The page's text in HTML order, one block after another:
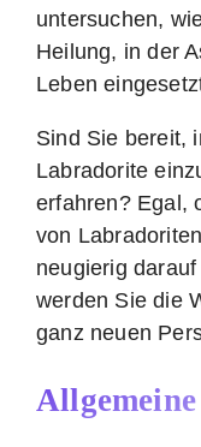
untersuchen,
Heilung, in der
Leben
Sind Sie bereit,
Labradorite
erfahren? Egal,
von
neugierig
werden Sie die
ganz neuen